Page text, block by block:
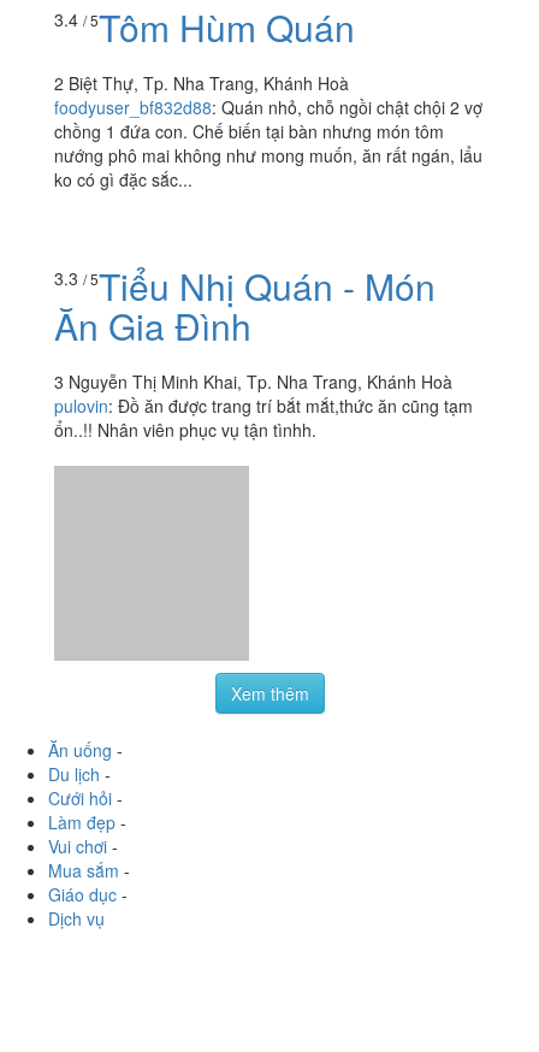
3.4 / 5Tôm Hùm Quán
2 Biệt Thự, Tp. Nha Trang, Khánh Hoà
foodyuser_bf832d88: Quán nhỏ, chỗ ngồi chật chội 2 vợ
chồng 1 đứa con. Chế biến tại bàn nhưng món tôm
nướng phô mai không như mong muốn, ăn rất ngán, lẩu
ko có gì đặc sắc...
3.3 / 5Tiểu Nhị Quán - Món
Ăn Gia Đình
3 Nguyễn Thị Minh Khai, Tp. Nha Trang, Khánh Hoà
pulovin: Đồ ăn được trang trí bắt mắt,thức ăn cũng tạm
ổn..!! Nhân viên phục vụ tận tìnhh.
Xem thêm
Ăn uống -
Du lịch -
Cưới hỏi -
Làm đẹp -
Vui chơi -
Mua sắm -
Giáo dục -
Dịch vụ